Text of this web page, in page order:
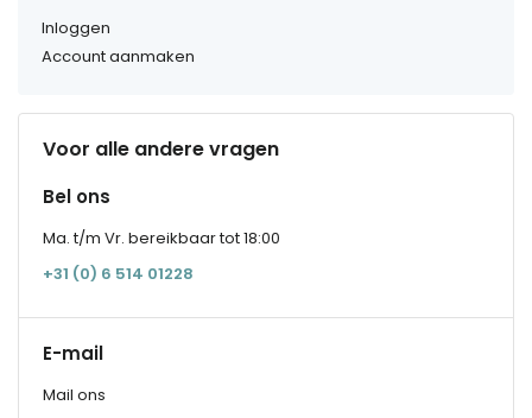
Inloggen
Account aanmaken
Voor alle andere vragen
Bel ons
Ma. t/m Vr. bereikbaar tot 18:00
+31 (0) 6 514 01228
E-mail
Mail ons